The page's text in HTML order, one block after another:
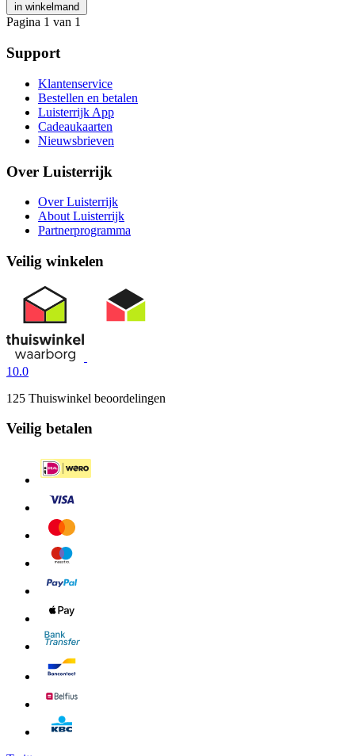
in winkelmand
Pagina 1 van 1
Support
Klantenservice
Bestellen en betalen
Luisterrijk App
Cadeaukaarten
Nieuwsbrieven
Over Luisterrijk
Over Luisterrijk
About Luisterrijk
Partnerprogramma
Veilig winkelen
10.0
125 Thuiswinkel beoordelingen
Veilig betalen